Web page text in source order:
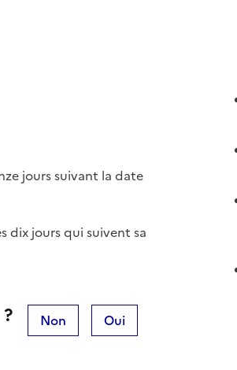
jours suivant la date
dix jours qui suivent sa
Non Oui